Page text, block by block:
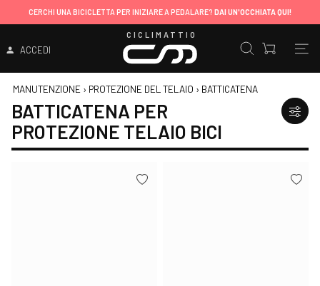
CERCHI UNA BICICLETTA PER INIZIARE A PEDALARE? DAI UN'OCCHIATA QUI!
ACCEDI
CICLIMATTIO
MANUTENZIONE › PROTEZIONE DEL TELAIO › BATTICATENA
BATTICATENA PER
PROTEZIONE TELAIO BICI